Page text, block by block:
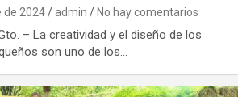
de 2024 admin No hay comentarios
– La creatividad y el diseño de los
son uno de los…